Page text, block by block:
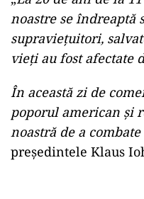
noastre se
supraviețuitori,
vieți au fost afectate
În această zi de
poporul american și
noastră de a
președintele Klaus